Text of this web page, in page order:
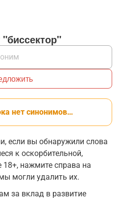
нет синонимов…
если вы обнаружили слова
к оскорбительной,
18+, нажмите справа на
могли удалить их.
за вклад в развитие